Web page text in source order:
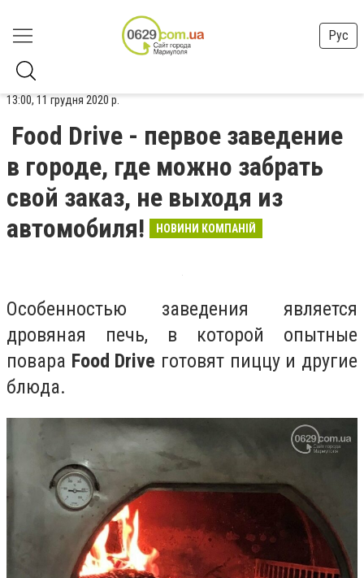
Рус
13:00, 11 грудня 2020 р.
Food Drive - первое заведение
в городе, где можно забрать
свой заказ, не выходя из
автомобиля!
НОВИНИ КОМПАНІЙ
Особенностью заведения является
дровяная печь, в которой опытные
повара Food Drive готовят пиццу и другие
блюда.